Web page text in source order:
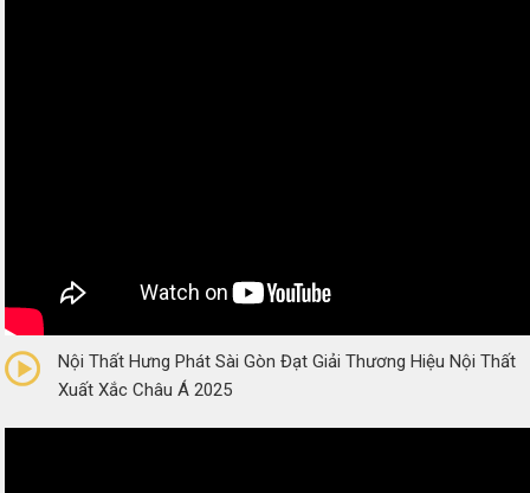
(0 Reviews)
Nội Thất Hưng Phát Sài Gòn Đạt Giải Thương Hiệu Nội Thất
Xuất Xắc Châu Á 2025